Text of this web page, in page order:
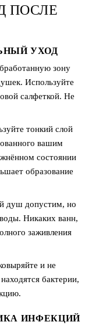
ПОСЛЕ
УХОД
зону
Используйте
салфеткой. Не
тонкий слой
вашим
состоянии
образование
душ допустим, но
Никаких ванн,
заживления
и не
бактерии,
ИНФЕКЦИЙ